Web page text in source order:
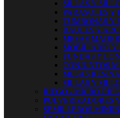
SILLAS Y
PARASOLES Y
TUMBONAS Y
BAULES Y
MESAS
MOBILIARIO Y
FUNDAS Y
CONJUNTOS
MESAS
SILLAS Y
RIEGO - MICRO
PULVERIZADORES
SEMILLEROS